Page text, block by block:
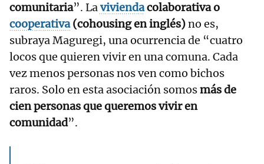
comunitaria”. Laviviendacolaborativa o
cooperativa(cohousing en inglés)no es,
subraya Maguregi, una ocurrencia de “cuatro
locos que quieren vivir en una comuna. Cada
vez menos personas nos ven como bichos
raros. Solo en esta asociación somosmás de
cien personas que queremos vivir en
comunidad”.